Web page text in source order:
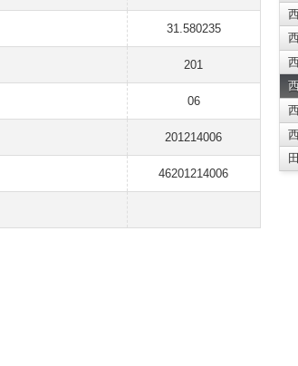
31.580235
201
06
201214006
46201214006